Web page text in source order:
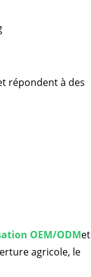
répondent à des
OEM/ODMet
agricole, le